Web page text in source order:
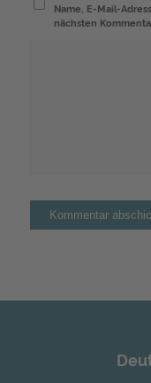
Name, E-Mail-
nächsten